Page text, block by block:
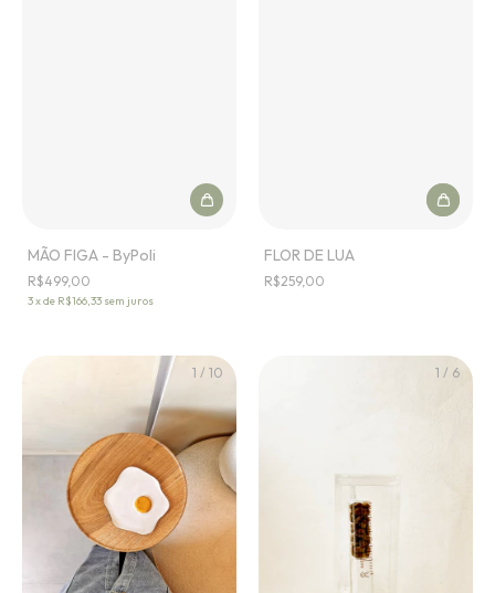
MÃO FIGA - ByPoli
R$499,00
3xde R$166,33 sem juros
FLOR DE LUA
R$259,00
1 / 10 1 / 6